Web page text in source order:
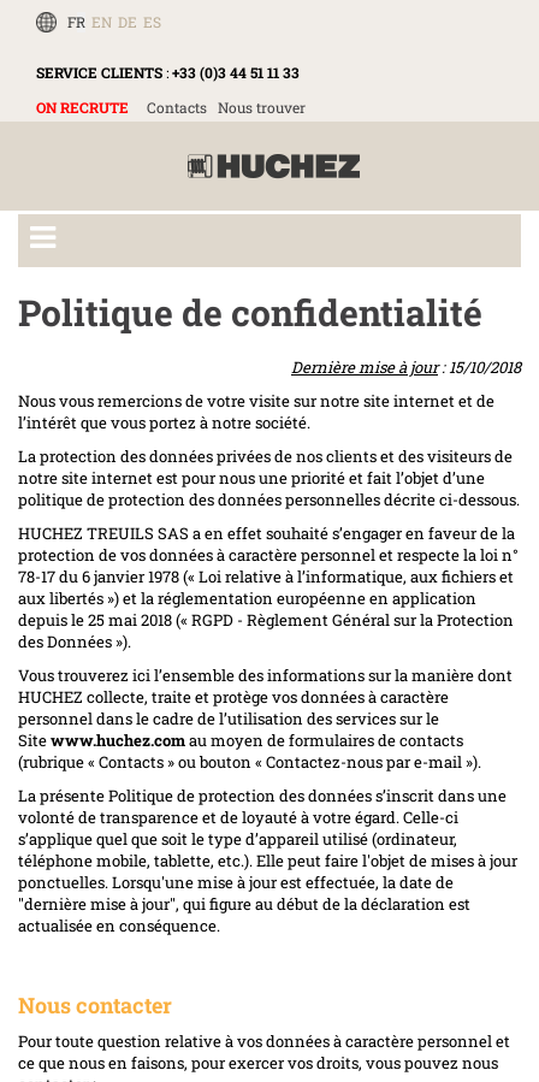
FR EN DE ES
SERVICE CLIENTS:+33 (0)3 44 51 11 33
ON RECRUTE
Contacts Nous trouver
Politique de confidentialité
Dernière mise à jour: 15/10/2018
Nous vous remercions de votre visite sur notre site internet et de
l’intérêt que vous portez à notre société.
La protection des données privées de nos clients et des visiteurs de
notre site internet est pour nous une priorité et fait l’objet d’une
politique de protection des données personnelles décrite ci-dessous.
HUCHEZ TREUILS SAS a en effet souhaité s’engager en faveur de la
protection de vos données à caractère personnel et respecte la loi n°
78-17 du 6 janvier 1978 (« Loi relative à l’informatique, aux fichiers et
aux libertés ») et la réglementation européenne en application
depuis le 25 mai 2018 (« RGPD - Règlement Général sur la Protection
des Données »).
Vous trouverez ici l’ensemble des informations sur la manière dont
HUCHEZ collecte, traite et protège vos données à caractère
personnel dans le cadre de l’utilisation des services sur le
Sitewww.huchez.comau moyen de formulaires de contacts
(rubrique « Contacts » ou bouton « Contactez-nous par e-mail »).
La présente Politique de protection des données s’inscrit dans une
volonté de transparence et de loyauté à votre égard. Celle-ci
s’applique quel que soit le type d’appareil utilisé (ordinateur,
téléphone mobile, tablette, etc.). Elle peut faire l'objet de mises à jour
ponctuelles. Lorsqu'une mise à jour est effectuée, la date de
"dernière mise à jour", qui figure au début de la déclaration est
actualisée en conséquence.
Nous contacter
Pour toute question relative à vos données à caractère personnel et
ce que nous en faisons, pour exercer vos droits, vous pouvez nous